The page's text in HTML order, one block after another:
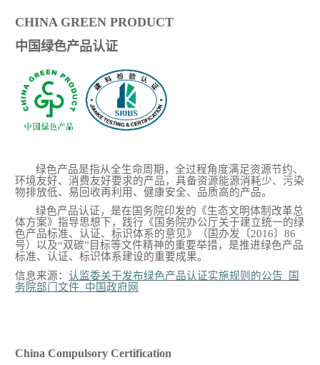
CHINA GREEN PRODUCT
中国绿色产品认证
绿色产品是指从全生命周期，全过程角度满足资源节约、
环境友好、消费友好要求的产品，具备资源能源消耗少、污染
物排放低、易回收再利用、健康安全、品质高的产品。
绿色产品认证，是在国务院印发的《生态文明体制改革总
体方案》指导思想下，践行《国务院办公厅关于建立统一的绿
色产品标准、认证、标识体系的意见》（国办发〔2016〕86
号）以及“双碳”目标等文件精神的重要举措，是推进绿色产品
标准、认证、标识体系建设的重要成果。
信息来源： 认监委关于发布绿色产品认证实施规则的公告 _国
务院部门文件_中国政府网
China Compulsory Certification